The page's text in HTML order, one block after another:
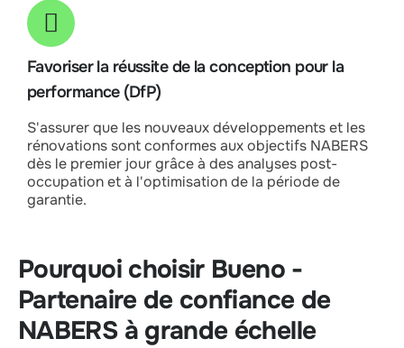
Favoriser la réussite de la conception pour la
performance (DfP)
S'assurer que les nouveaux développements et les
rénovations sont conformes aux objectifs NABERS
dès le premier jour grâce à des analyses post-
occupation et à l'optimisation de la période de
garantie.
Pourquoi choisir Bueno -
Partenaire de confiance de
NABERS à grande échelle